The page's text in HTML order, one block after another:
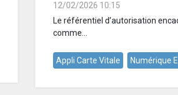
12/02/2026 10:15
Le référentiel d’autorisation
comme...
Appli Carte Vitale Numérique